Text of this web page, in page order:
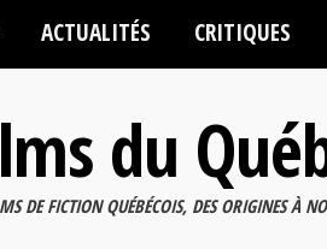
ACTUALITÉS CRITIQUES
du
DE FICTION QUÉBÉCOIS, DES ORIGINES À